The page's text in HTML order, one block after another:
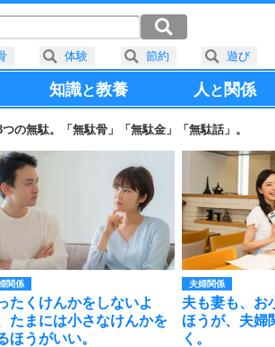
知識と教養 人と 関係
の無駄。「無駄骨」「無駄金」「無駄話」。
関係
たくけんかをしないよ
たまには小さなけんかを
ほうがいい。
夫婦関係
夫も妻も、お
ほうが、夫婦
く。
体験 節約 遊び